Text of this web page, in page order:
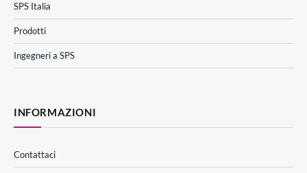
SPS Italia
Prodotti
Ingegneri a SPS
INFORMAZIONI
Contattaci